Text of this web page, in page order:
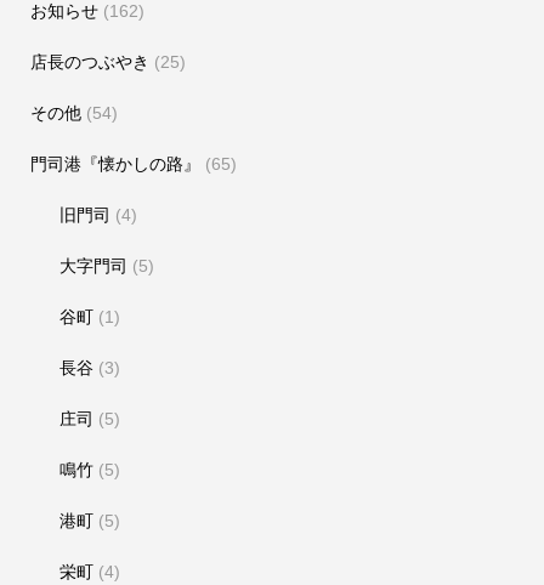
お知らせ(162)
店長のつぶやき (25)
その他(54)
門司港『懐かしの路』 (65)
旧門司 (4)
大字門司 (5)
谷町 (1)
長谷 (3)
庄司 (5)
鳴竹 (5)
港町 (5)
栄町 (4)